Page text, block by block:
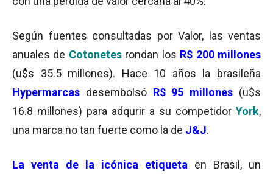
Según fuentes consultadas por Valor, las ventas
anuales de Cotonetesrondan los R$ 200 millones
(u$s 35.5 millones). Hace 10 años la brasileña
Hypermarcas desembolsóR$ 95 millones (u$s
16.8 millones) para adqurir a su competidor York,
una marca no tan fuerte como la de J&J.
La venta de la icónica etiqueta en Brasil, un